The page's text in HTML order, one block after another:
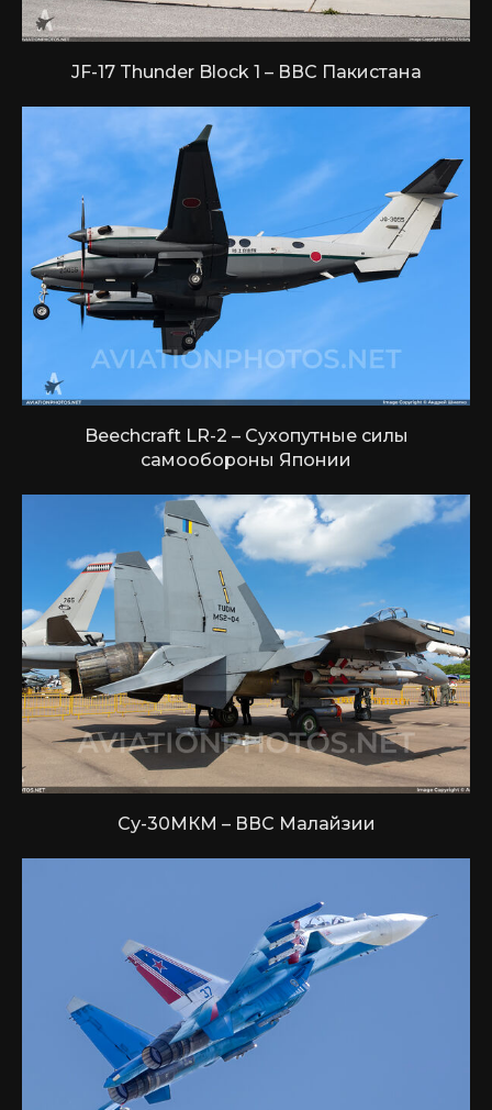
JF-17 Thunder Block 1 – ВВС Пакистана
Beechcraft LR-2 – Сухопутные силы
самообороны Японии
Су-30МКМ – ВВС Малайзии